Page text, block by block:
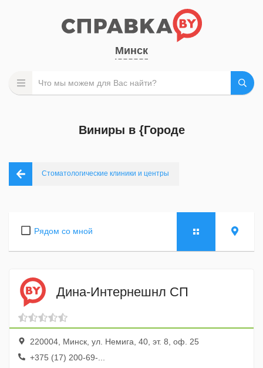
Минск
Виниры в {Городе
Стоматологические клиники и центры
Рядом со мной
Дина-Интернешнл СП
220004, Минск, ул. Немига, 40, эт. 8, оф. 25
+375 (17) 200-69-...